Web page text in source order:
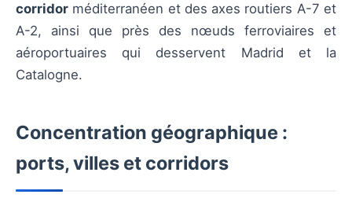
corridor méditerranéen et des axes routiers A-7 et
A-2, ainsi que près des nœuds ferroviaires et
aéroportuaires qui desservent Madrid et la
Catalogne.
Concentration géographique :
ports, villes et corridors